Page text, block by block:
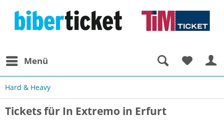
Menü
Hard & Heavy
Tickets für In Extremo in Erfurt